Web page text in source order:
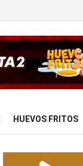
HUEVOS FRITOS